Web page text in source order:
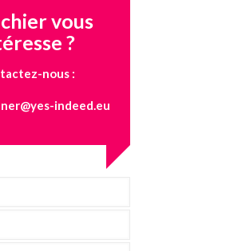
vous
?
nous :
indeed.eu